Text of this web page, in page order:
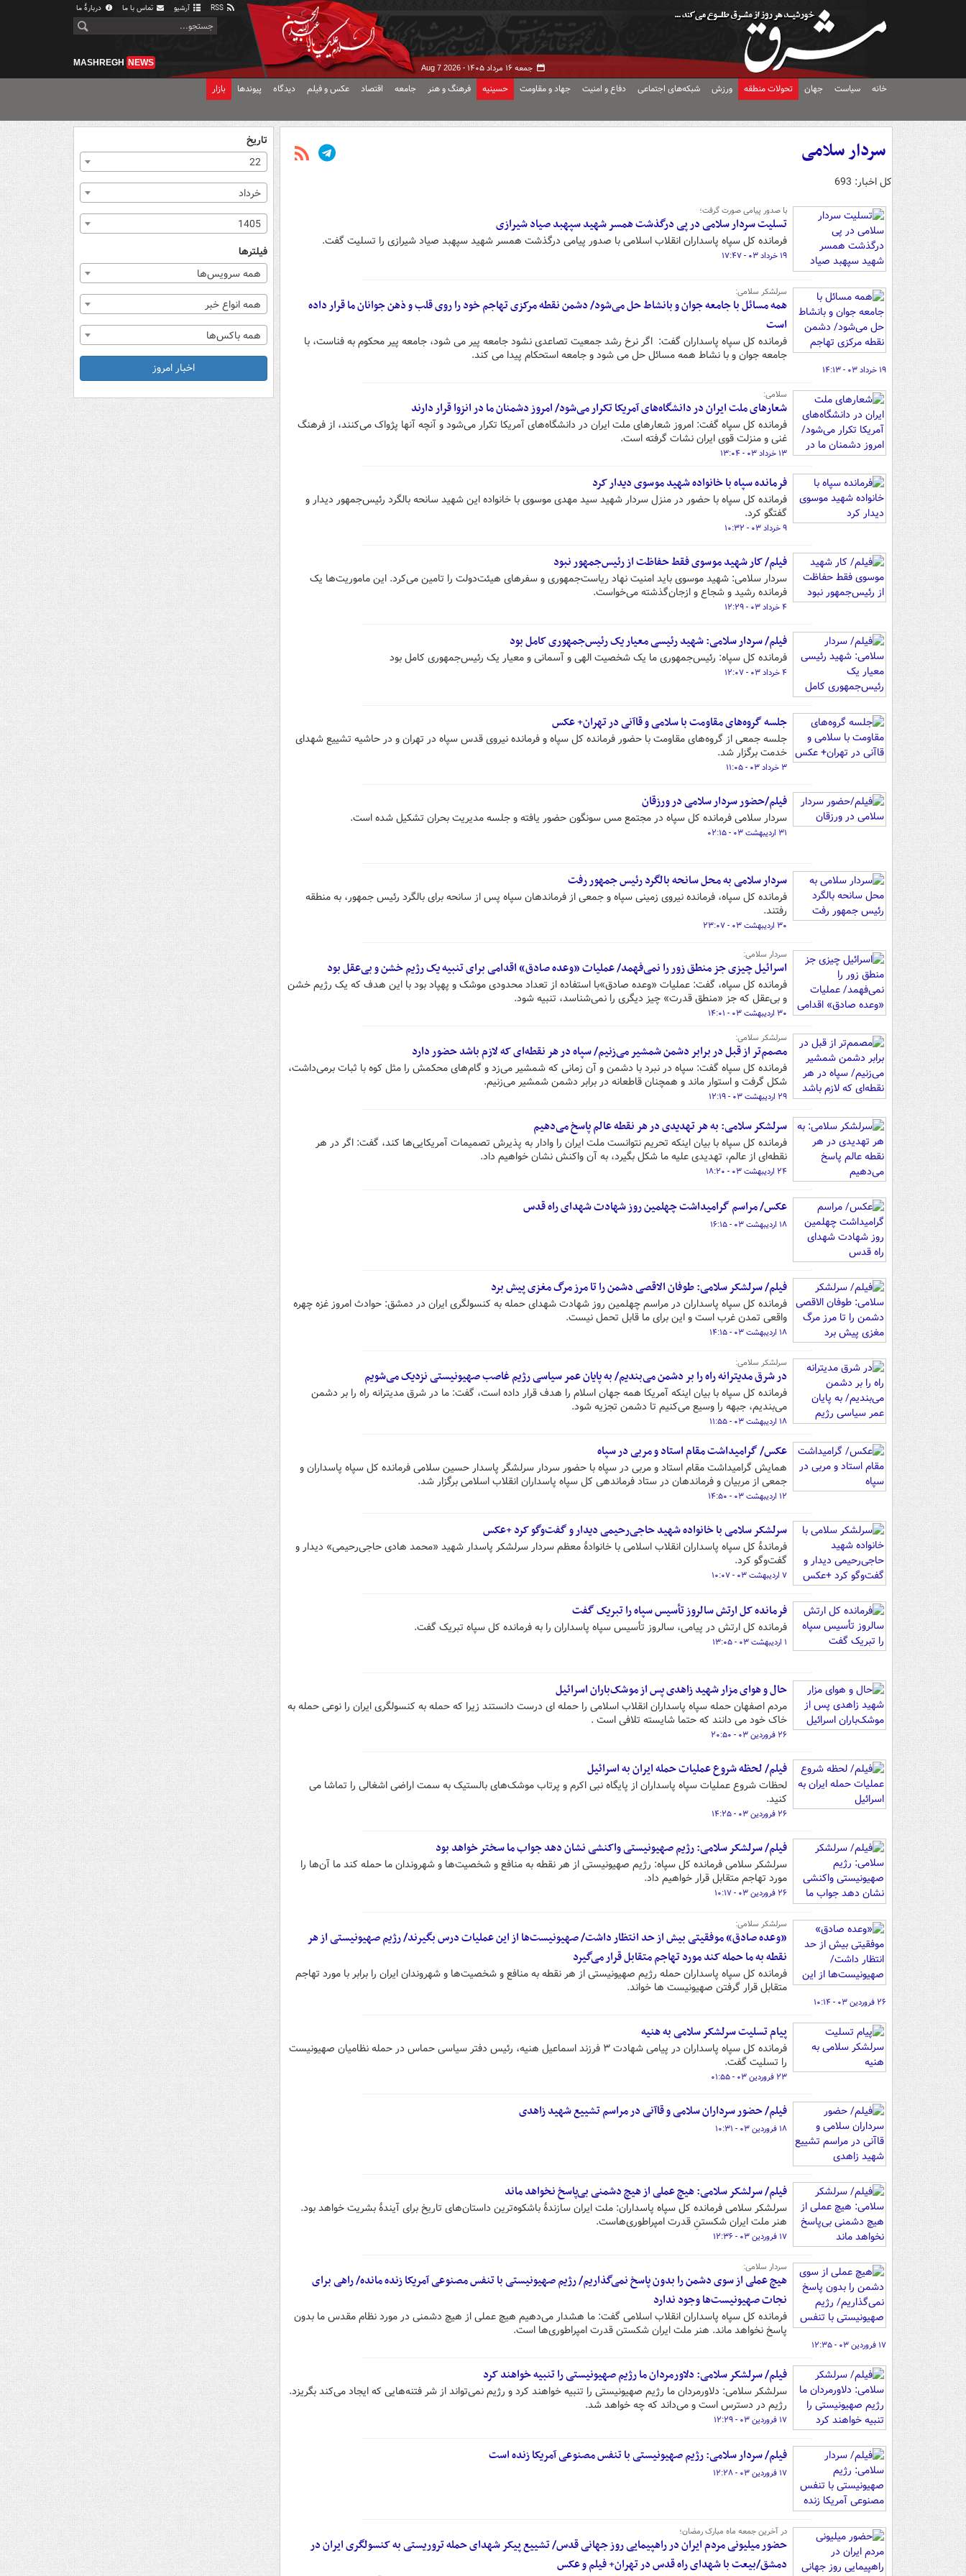
آرشیو تماس با ما دربارهٔ ما
جمعه ۱۶ مرداد ۱۴۰۵ - Aug 7 2026
MASHREGH NEWS
خانه سیاست جهان تحولات منطقه ورزش شبکه‌های اجتماعی دفاع و امنیت جهاد و مقاومت حسینیه فرهنگ و هنر جامعه اقتصاد عکس و فیلم دیدگاه پیوندها بازار
سردار سلامی
کل اخبار: 693
با صدور پیامی صورت گرفت؛
تسلیت سردار سلامی در پی درگذشت همسر شهید سپهبد صیاد شیرازی
فرمانده کل سپاه پاسداران انقلاب اسلامی با صدور پیامی درگذشت همسر شهید سپهبد صیاد شیرازی را تسلیت گفت.
۱۹ خرداد ۰۳ - ۱۷:۴۷
سرلشکر سلامی:
همه مسائل با جامعه جوان و بانشاط حل می‌شود/ دشمن نقطه مرکزی تهاجم خود را روی قلب و ذهن جوانان ما قرار داده‌
است
فرمانده کل سپاه پاسداران گفت: اگر نرخ رشد جمعیت تصاعدی نشود جامعه پیر می شود، جامعه پیر محکوم به فناست، با
جامعه جوان و با نشاط همه مسائل حل می شود و جامعه استحکام پیدا می کند.
۱۹ خرداد ۰۳ - ۱۴:۱۳
سلامی:
شعارهای ملت ایران در دانشگاه‌های آمریکا تکرار می‌شود/ امروز دشمنان ما در انزوا قرار دارند
فرمانده کل سپاه گفت: امروز شعارهای ملت ایران در دانشگاه‌های آمریکا تکرار می‌شود و آنچه آنها پژواک می‌کنند، از فرهنگ
غنی و منزلت قوی ایران نشات گرفته است.
۱۳ خرداد ۰۳ - ۱۳:۰۴
فرمانده سپاه با خانواده شهید موسوی دیدار کرد
فرمانده کل سپاه با حضور در منزل سردار شهید سید مهدی موسوی با خانواده این شهید سانحه بالگرد رئیس‌جمهور دیدار و
گفتگو کرد.
۹ خرداد ۰۳ - ۱۰:۳۲
فیلم/ کار شهید موسوی فقط حفاظت از رئیس‌جمهور نبود
سردار سلامی: شهید موسوی باید امنیت نهاد ریاست‌جمهوری و سفرهای هیئت‌دولت را تامین می‌کرد. این ماموریت‌ها یک
فرمانده رشید و شجاع و ازجان‌گذشته می‌خواست.
۴ خرداد ۰۳ - ۱۲:۲۹
فیلم/ سردار سلامی: شهید رئیسی معیار یک رئیس‌جمهوری کامل بود
فرمانده کل سپاه: رئیس‌جمهوری ما یک شخصیت الهی و آسمانی و معیار یک رئیس‌جمهوری کامل بود
۴ خرداد ۰۳ - ۱۲:۰۷
جلسه گروه‌های مقاومت با سلامی و قاآنی در تهران+ عکس
جلسه‌ جمعی از گروه‌های مقاومت با حضور فرمانده کل سپاه و فرمانده نیروی قدس سپاه در تهران و در حاشیه تشییع شهدای
خدمت برگزار شد.
۳ خرداد ۰۳ - ۱۱:۰۵
فیلم/حضور سردار سلامی در ورزقان
سردار سلامی فرمانده کل سپاه در مجتمع مس سونگون حضور یافته و جلسه مدیریت بحران تشکیل شده است.
۳۱ اردیبهشت ۰۳ - ۰۲:۱۵
سردار سلامی به محل سانحه بالگرد رئیس جمهور رفت
فرمانده کل سپاه، فرمانده نیروی زمینی سپاه و جمعی از فرماندهان سپاه پس از سانحه برای بالگرد رئیس جمهور، به منطقه
رفتند.
۳۰ اردیبهشت ۰۳ - ۲۳:۰۷
سردار سلامی:
اسرائیل چیزی جز منطق زور را نمی‌فهمد/ عملیات «وعده صادق» اقدامی برای تنبیه یک رژیم خشن و بی‌عقل بود
فرمانده کل سپاه، گفت: عملیات «وعده صادق»با استفاده از تعداد محدودی موشک و پهپاد بود با این هدف که یک رژیم خشن
و بی‌عقل که جز «منطق قدرت» چیز دیگری را نمی‌شناسد، تنبیه شود.
۳۰ اردیبهشت ۰۳ - ۱۴:۰۱
سرلشکر سلامی:
مصمم‌تر از قبل در برابر دشمن شمشیر می‌زنیم‌/ سپاه در هر نقطه‌ای که لازم باشد حضور دارد
فرمانده کل سپاه گفت: سپاه در نبرد با دشمن و آن زمانی که شمشیر می‌زد و گام‌های محکمش را مثل کوه با ثبات برمی‌داشت،
شکل گرفت و استوار ماند و همچنان ‌قاطعانه در برابر دشمن شمشیر می‌زنیم‌.
۲۹ اردیبهشت ۰۳ - ۱۲:۱۹
سرلشکر سلامی: به هر تهدیدی در هر نقطه‌ عالم پاسخ می‌دهیم
فرمانده کل سپاه با بیان اینکه تحریم نتوانست ملت ایران را وادار به پذیرش تصمیمات آمریکایی‌ها کند، گفت: اگر در هر
نقطه‌ای از عالم، تهدیدی علیه ما شکل بگیرد، به آن واکنش نشان خواهیم داد.
۲۴ اردیبهشت ۰۳ - ۱۸:۲۰
عکس/ مراسم گرامیداشت چهلمین روز شهادت شهدای راه قدس
۱۸ اردیبهشت ۰۳ - ۱۶:۱۵
فیلم/ سرلشکر سلامی: طوفان الاقصی دشمن را تا مرز مرگ مغزی پیش برد
فرمانده کل سپاه پاسداران در مراسم چهلمین روز شهادت شهدای حمله به کنسولگری ایران در دمشق: حوادث امروز غزه چهره
واقعی تمدن غرب است و این برای ما قابل تحمل نیست.
۱۸ اردیبهشت ۰۳ - ۱۴:۱۵
سرلشکر سلامی:
در شرق مدیترانه راه را بر دشمن می‌بندیم/ به پایان عمر سیاسی رژیم غاصب صهیونیستی نزدیک می‌شویم‌
فرمانده کل سپاه با بیان اینکه آمریکا همه جهان‌ اسلام را هدف قرار داده است، گفت: ما در شرق مدیترانه راه را بر دشمن
می‌بندیم، جبهه را وسیع می‌کنیم تا دشمن تجزیه شود.
۱۸ اردیبهشت ۰۳ - ۱۱:۵۵
عکس/ گرامیداشت مقام استاد و مربی در سپاه
همایش گرامیداشت مقام استاد و مربی در سپاه با حضور سردار سرلشگر پاسدار حسین سلامی فرمانده کل سپاه پاسداران و
جمعی از مربیان و فرماندهان در ستاد فرماندهی کل سپاه پاسداران انقلاب اسلامی برگزار شد.
۱۲ اردیبهشت ۰۳ - ۱۴:۵۰
سرلشکر سلامی با خانواده شهید حاجی‌رحیمی دیدار و گفت‌وگو کرد +عکس
فرماندۀ کل سپاه پاسداران انقلاب اسلامی با خانوادۀ معظم سردار سرلشکر پاسدار شهید «محمد هادی حاجی‌رحیمی» دیدار و
گفت‌وگو کرد.
۷ اردیبهشت ۰۳ - ۱۰:۰۷
فرمانده کل ارتش سالروز تأسیس سپاه را تبریک گفت
فرمانده کل ارتش در پیامی، سالروز تأسیس سپاه پاسداران را به فرمانده کل سپاه تبریک گفت.
۱ اردیبهشت ۰۳ - ۱۳:۰۵
حال و هوای مزار شهید زاهدی پس از ‌موشک‌باران اسرائیل
مردم اصفهان حمله سپاه پاسداران انقلاب اسلامی را حمله ای درست دانستند زیرا که حمله به کنسولگری ایران را نوعی حمله به
خاک خود می دانند که حتما شایسته تلافی است .
۲۶ فروردین ۰۳ - ۲۰:۵۰
فیلم/ لحظه شروع عملیات حمله ایران به اسرائیل
لحظات شروع عملیات سپاه پاسداران از پایگاه نبی اکرم و پرتاب موشک‌های بالستیک به سمت اراضی اشغالی را تماشا می
کنید.
۲۶ فروردین ۰۳ - ۱۴:۲۵
فیلم/ سرلشکر سلامی: رژیم صهیونیستی واکنشی نشان دهد جواب ما سختر خواهد بود
سرلشکر سلامی فرمانده کل سپاه: رژیم صهیونیستی از هر نقطه به منافع و شخصیت‌ها و شهروندان ما حمله کند ما آن‌ها را
مورد تهاجم متقابل قرار خواهیم داد.
۲۶ فروردین ۰۳ - ۱۰:۱۷
سرلشکر سلامی:
«وعده صادق» موفقیتی بیش از حد انتظار داشت/ صهیونیست‌ها از این عملیات درس بگیرند/ رژیم صهیونیستی از هر
نقطه به ما حمله کند مورد تهاجم متقابل قرار می‌گیرد
فرمانده کل سپاه پاسداران حمله رژیم صهیونیستی از هر نقطه به منافع و شخصیت‌ها و شهروندان ایران را برابر با مورد تهاجم
متقابل قرار گرفتن صهیونیست ها خواند.
۲۶ فروردین ۰۳ - ۱۰:۱۴
پیام تسلیت سرلشکر سلامی به هنیه
فرمانده کل سپاه پاسداران در پیامی شهادت ۳ فرزند اسماعیل هنیه، رئیس دفتر سیاسی حماس در حمله نظامیان صهیونیست
را تسلیت گفت.
۲۳ فروردین ۰۳ - ۰۱:۵۵
فیلم/ حضور سرداران سلامی و قاآنی در مراسم تشییع شهید زاهدی
۱۸ فروردین ۰۳ - ۱۰:۳۱
فیلم/ سرلشکر سلامی: هیچ عملی از هیچ دشمنی بی‌پاسخ نخواهد ماند
سرلشکر سلامی فرمانده کل سپاه پاسداران: ملت ایران سازندۀ باشکوه‌ترین داستان‌های تاریخ برای آیندۀ بشریت خواهد بود.
هنر ملت ایران شکستنِ قدرت امپراطوری‌هاست.
۱۷ فروردین ۰۳ - ۱۲:۳۶
سردار سلامی:
هیچ عملی از سوی دشمن را بدون پاسخ نمی‌گذاریم/ رژیم صهیونیستی با تنفس مصنوعی آمریکا زنده مانده/ راهی برای
نجات صهیونیست‌ها وجود ندارد
فرمانده کل سپاه پاسداران انقلاب اسلامی گفت: ما هشدار می‌دهیم هیچ عملی از هیچ دشمنی در مورد نظام مقدس ما بدون
پاسخ نخواهد ماند. هنر ملت ایران شکستن قدرت امپراطوری‌ها است.
۱۷ فروردین ۰۳ - ۱۲:۳۵
فیلم/ سرلشکر سلامی: دلاورمردان ما رژیم صهیونیستی را تنبیه خواهند کرد
سرلشکر سلامی: دلاورمردان ما رژیم صهیونیستی را تنبیه خواهند کرد و رژیم نمی‌تواند از شر فتنه‌هایی که ایجاد می‌کند بگریزد.
رژیم در دسترس است و می‌داند که چه خواهد شد.
۱۷ فروردین ۰۳ - ۱۲:۲۹
فیلم/ سردار سلامی: رژیم صهیونیستی با تنفس مصنوعی آمریکا زنده است
۱۷ فروردین ۰۳ - ۱۲:۲۸
در آخرین جمعه ماه مبارک رمضان؛
حضور میلیونی مردم ایران در راهپیمایی روز جهانی قدس/ تشییع پیکر شهدای حمله تروریستی به کنسولگری ایران در
دمشق/بیعت با شهدای راه قدس در تهران+ فیلم و عکس
تاریخ
22
خرداد
1405
فیلترها
همه سرویس‌ها
همه انواع خبر
همه باکس‌ها
اخبار امروز